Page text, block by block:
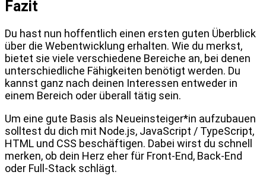
Fazit
Du hast nun hoffentlich einen ersten guten Überblick
über die Webentwicklung erhalten. Wie du merkst,
bietet sie viele verschiedene Bereiche an, bei denen
unterschiedliche Fähigkeiten benötigt werden. Du
kannst ganz nach deinen Interessen entweder in
einem Bereich oder überall tätig sein.
Um eine gute Basis als Neueinsteiger*in aufzubauen
solltest du dich mit Node.js, JavaScript / TypeScript,
HTML und CSS beschäftigen. Dabei wirst du schnell
merken, ob dein Herz eher für Front-End, Back-End
oder Full-Stack schlägt.